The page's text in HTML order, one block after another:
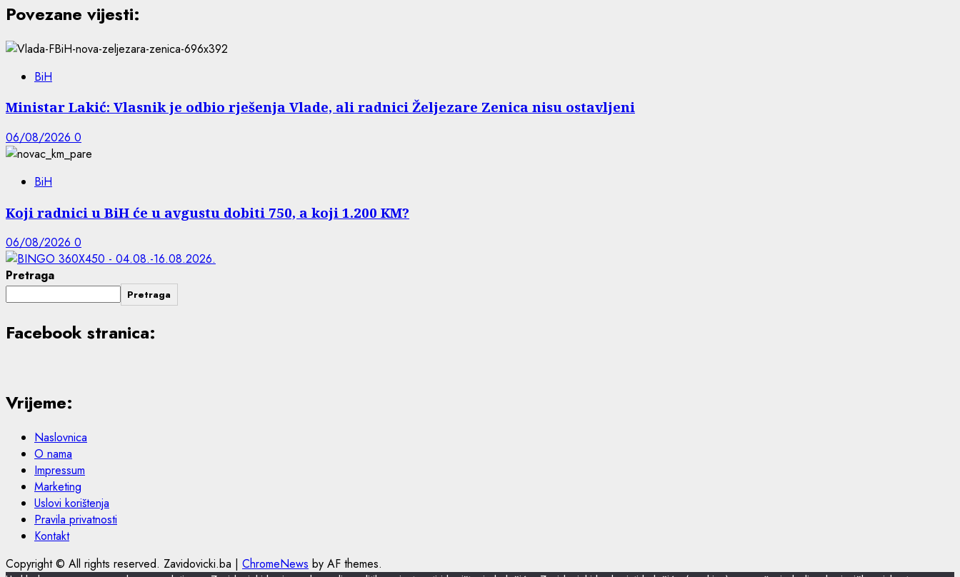
Povezane vijesti:
BiH
Ministar Lakić: Vlasnik je odbio rješenja Vlade, ali radnici Željezare Zenica nisu ostavljeni
06/08/2026 0
BiH
Koji radnici u BiH će u avgustu dobiti 750, a koji 1.200 KM?
06/08/2026 0
Pretraga
Pretraga
Facebook stranica:
Vrijeme:
Naslovnica
O nama
Impressum
Marketing
Uslovi korištenja
Pravila privatnosti
Kontakt
Copyright © All rights reserved. Zavidovicki.ba | ChromeNews by AF themes.